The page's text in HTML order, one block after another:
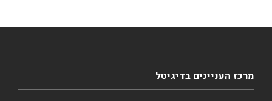
מרכז העניינים בדיגיטל